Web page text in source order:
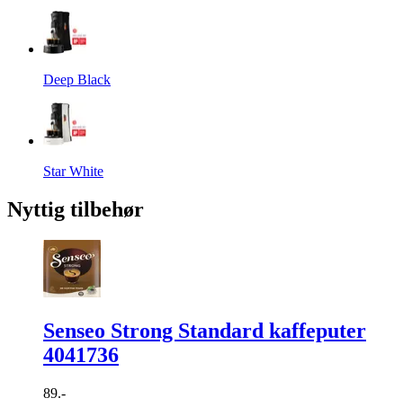
Deep Black
Star White
Nyttig tilbehør
Senseo Strong Standard kaffeputer
4041736
89.-